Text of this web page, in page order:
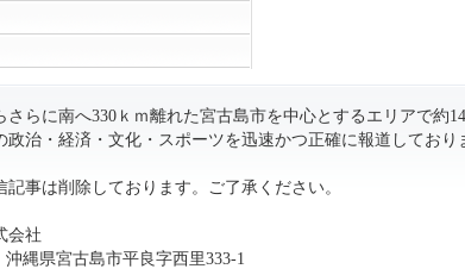
らに南へ330ｋｍ離れた宮古島市を中心とするエリアで約
治・経済・文化・スポーツを迅速かつ正確に報道しており
事は削除しております。ご了承ください。
会社
縄県宮古島市平良字西里333-1